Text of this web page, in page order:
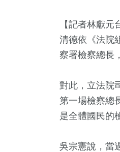
【記者林獻
清德依《法院
察署檢察總長
對此，立法院
第一場檢察總
是全體國民的
吳宗憲說，當